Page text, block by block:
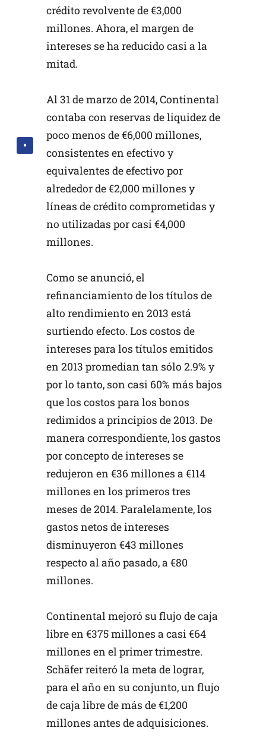
crédito revolvente de €3,000
millones. Ahora, el margen de
intereses se ha reducido casi a la
mitad.
Al 31 de marzo de 2014, Continental
contaba con reservas de liquidez de
poco menos de €6,000 millones,
consistentes en efectivo y
equivalentes de efectivo por
alrededor de €2,000 millones y
líneas de crédito comprometidas y
no utilizadas por casi €4,000
millones.
Como se anunció, el
refinanciamiento de los títulos de
alto rendimiento en 2013 está
surtiendo efecto. Los costos de
intereses para los títulos emitidos
en 2013 promedian tan sólo 2.9% y
por lo tanto, son casi 60% más bajos
que los costos para los bonos
redimidos a principios de 2013. De
manera correspondiente, los gastos
por concepto de intereses se
redujeron en €36 millones a €114
millones en los primeros tres
meses de 2014. Paralelamente, los
gastos netos de intereses
disminuyeron €43 millones
respecto al año pasado, a €80
millones.
Continental mejoró su flujo de caja
libre en €375 millones a casi €64
millones en el primer trimestre.
Schäfer reiteró la meta de lograr,
para el año en su conjunto, un flujo
de caja libre de más de €1,200
millones antes de adquisiciones.